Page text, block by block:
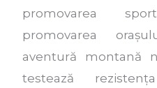
promovarea
promovarea
aventură montană
testează